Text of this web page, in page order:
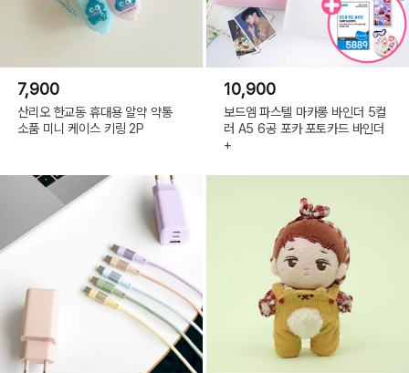
7,900
산리오 한교동 휴대용 알약 약통
소품 미니 케이스 키링 2P
10,900
보드엠 파스텔 마카롱 바인더 5컬
러 A5 6공 포카 포토카드 바인더
+